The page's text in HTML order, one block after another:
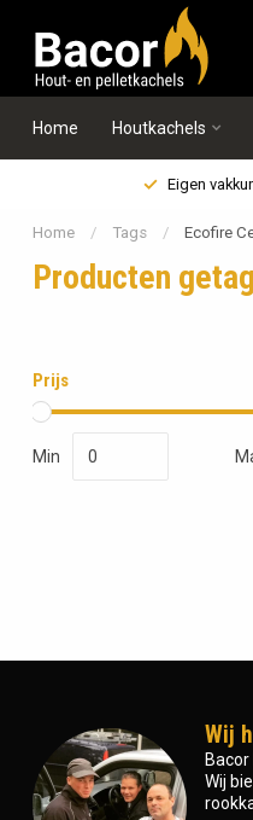
Home Houtkachels
Eigen
Home / Tags / Ecofire
Producten
Prijs
Min
Wij
Wij